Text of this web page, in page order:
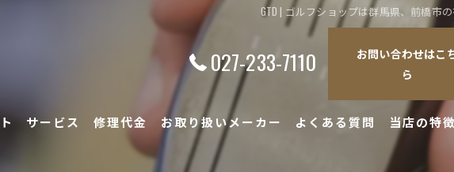
GTD | ゴルフショップは群馬県、前橋市
027-233-7110
お問い合わせはこ
ら
サービス 修理代金 お取り扱いメーカー よくある質問 当店の特徴